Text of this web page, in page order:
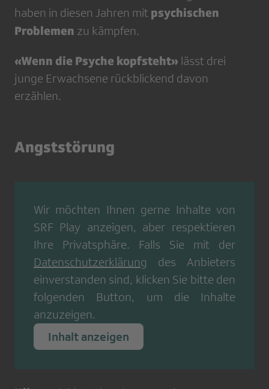
haben in diesen Jahren mit psychischen
Problemen zu kämpfen.
«Wenn die Psyche kopfsteht» lässt drei
junge Erwachsene rückblickend davon
erzählen.
Angststörung
Wir möchten Ihnen gerne Inhalte von
SRF Play anzeigen, aber respektieren
Ihre Privatsphäre. Falls Sie mit der
Datenschutzerklärung des Anbieters
einverstanden sind, klicken Sie bitte den
folgenden Button, um die Inhalte
anzuzeigen.
Inhalt anzeigen